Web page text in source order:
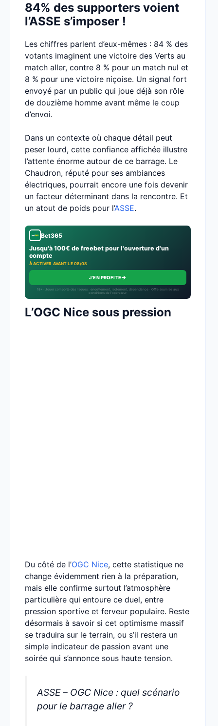
84% des supporters voient
l’ASSE s’imposer !
Les chiffres parlent d’eux-mêmes : 84 % des
votants imaginent une victoire des Verts au
match aller, contre 8 % pour un match nul et
8 % pour une victoire niçoise. Un signal fort
envoyé par un public qui joue déjà son rôle
de douzième homme avant même le coup
d’envoi.
Dans un contexte où chaque détail peut
peser lourd, cette confiance affichée illustre
l’attente énorme autour de ce barrage. Le
Chaudron, réputé pour ses ambiances
électriques, pourrait encore une fois devenir
un facteur déterminant dans la rencontre. Et
un atout de poids pour l’ASSE.
Bet365
Jusqu'à 100€ de freebet pour l'ouverture d'un
compte
À ACTIVER AVANT LE 08/08
J'EN PROFITE→
18+ · Jouer comporte des risques : endettement, isolement, dépendance · Offre soumise aux
conditions de l’opérateur.
L’OGC Nice sous pression
Du côté de l’OGC Nice, cette statistique ne
change évidemment rien à la préparation,
mais elle confirme surtout l’atmosphère
particulière qui entoure ce duel, entre
pression sportive et ferveur populaire. Reste
désormais à savoir si cet optimisme massif
se traduira sur le terrain, ou s’il restera un
simple indicateur de passion avant une
soirée qui s’annonce sous haute tension.
ASSE – OGC Nice : quel scénario
pour le barrage aller ?